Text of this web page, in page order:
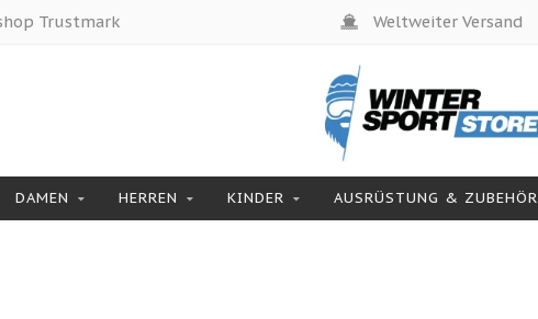
Trustmark Weltweiter Versand
DAMEN HERREN KINDER AUSRÜSTUNG & ZUBEHÖR